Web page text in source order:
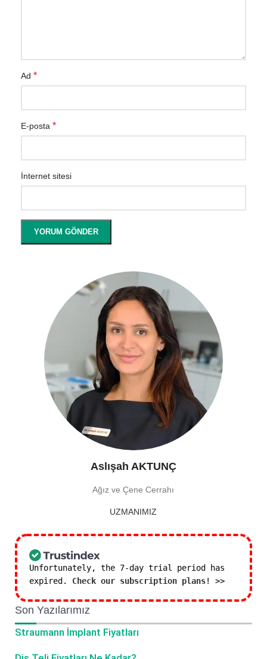
Aslışah AKTUNÇ
Ağız ve Çene Cerrahı
UZMANIMIZ
Unfortunately, the 7-day trial period has
expired. Check our subscription plans! >>
Son Yazılarımız
Straumann İmplant Fiyatları
Ad *
E-posta *
İnternet sitesi